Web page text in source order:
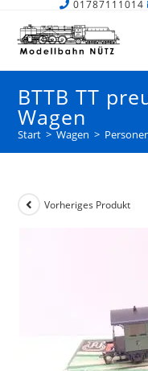
01787111014
BTTB TT
Wagen
Start > Wagen >
Vorheriges Produkt